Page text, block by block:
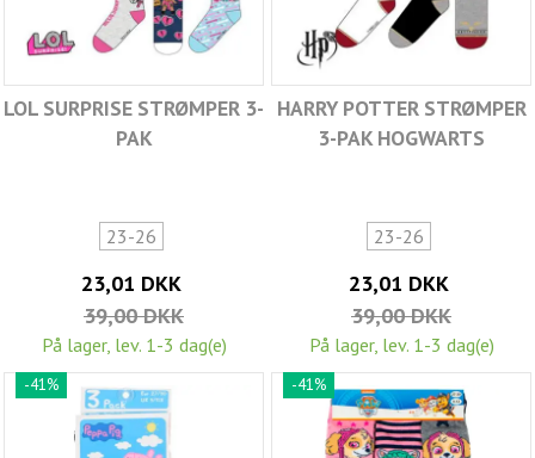
LOL SURPRISE STRØMPER 3-
PAK
23-26
23,01 DKK
39,00 DKK
På lager, lev. 1-3 dag(e)
HARRY POTTER STRØMPER
3-PAK HOGWARTS
23-26
23,01 DKK
39,00 DKK
På lager, lev. 1-3 dag(e)
-41% -41%